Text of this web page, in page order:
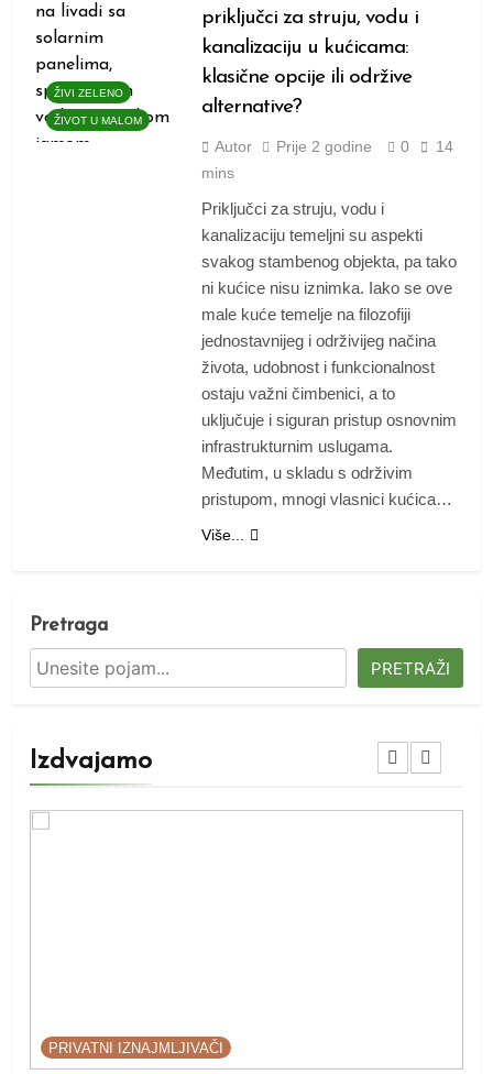
ŽIVI ZELENO
ŽIVOT U MALOM
priključci za struju, vodu i
kanalizaciju u kućicama:
klasične opcije ili održive
alternative?
Autor Prije 2 godine 0
14
mins
Priključci za struju, vodu i
kanalizaciju temeljni su aspekti
svakog stambenog objekta, pa tako
ni kućice nisu iznimka. Iako se ove
male kuće temelje na filozofiji
jednostavnijeg i održivijeg načina
života, udobnost i funkcionalnost
ostaju važni čimbenici, a to
uključuje i siguran pristup osnovnim
infrastrukturnim uslugama.
Međutim, u skladu s održivim
pristupom, mnogi vlasnici kućica…
Više...
Pretraga
PRETRAŽI
Izdvajamo
PRIVATNI IZNAJMLJIVAČI